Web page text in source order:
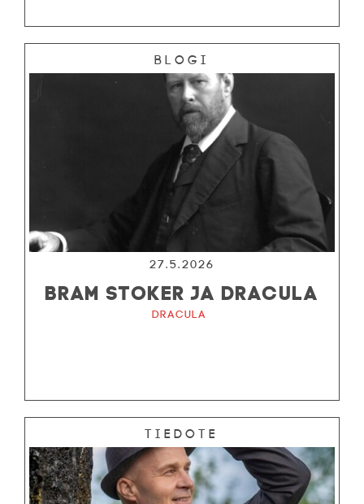
Blogi
27.5.2026
BRAM STOKER JA DRACULA
Dracula
Tiedote